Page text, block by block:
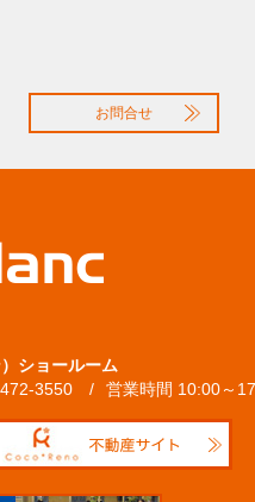
お問合せ
ショールーム
3550 営業時間 10:00～